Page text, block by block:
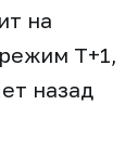
на
Т+1,
назад